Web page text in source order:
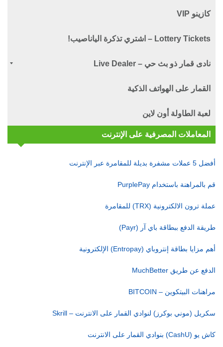
كازينو VIP
Lottery Tickets – اشتري تذكرة الياناصيب!
نادى قمار ذو بث حي – Live Dealer
القمار على الهواتف الذكية
لعبة الطاولة أون لاين
المعاملات المصرفية على الإنترنت
أفضل 5 عملات مشفرة بديلة للمقامرة عبر الإنترنت
قم بالمراهنة باستخدام PurplePay
عملة ترون الالكترونية (TRX) للمقامرة
طريقة الدفع ببطاقة باي آر (Payr)
أهم مزايا بطاقة إنتروباي (Entropay) الإلكترونية
الدفع عن طريق MuchBetter
مراهنات البيتكوين – BITCOIN
سكريل (موني بوكرز) لنوادي القمار على الانترنت – Skrill
كاش يو (CashU) بنوادي القمار على الانترنت